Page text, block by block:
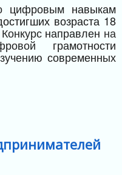
цифровым навыкам
возраста 18
Конкурс направлен на
грамотности
современных